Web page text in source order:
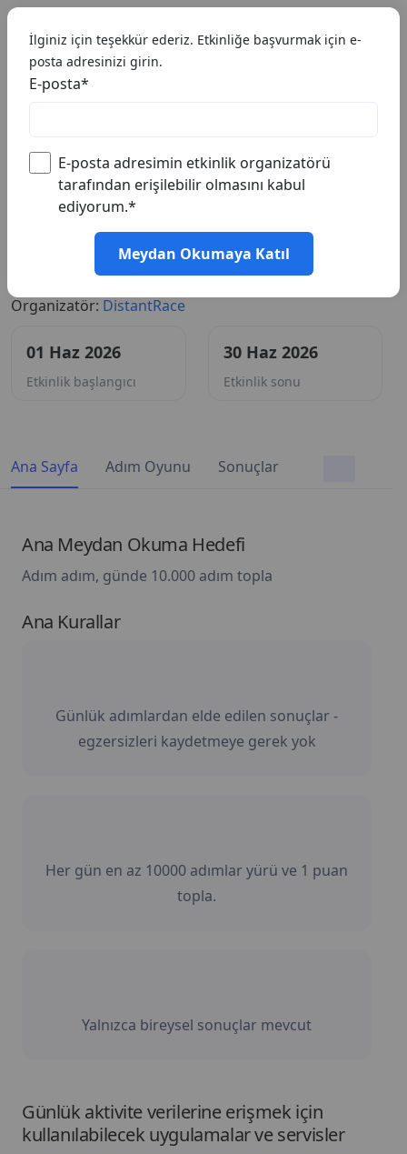
#Adım Adım Mücadelesi Haziran
Organizatör: DistantRace
01 Haz 2026
Etkinlik başlangıcı
30 Haz 2026
Etkinlik sonu
Ana Sayfa Adım Oyunu Sonuçlar
Ana Meydan Okuma Hedefi
Adım adım, günde 10.000 adım topla
Ana Kurallar
Günlük adımlardan elde edilen sonuçlar -
egzersizleri kaydetmeye gerek yok
Her gün en az 10000 adımlar yürü ve 1 puan
topla.
Yalnızca bireysel sonuçlar mevcut
Günlük aktivite verilerine erişmek için
kullanılabilecek uygulamalar ve servisler
İlginiz için teşekkür ederiz. Etkinliğe başvurmak için e-
posta adresinizi girin.
E-posta*
E-posta adresimin etkinlik organizatörü
tarafından erişilebilir olmasını kabul
ediyorum.*
Meydan Okumaya Katıl